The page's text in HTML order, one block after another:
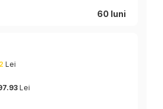
60 luni
Lei
Lei